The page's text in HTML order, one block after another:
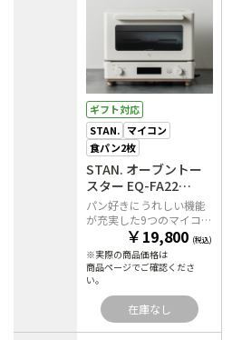
ギフト対応
STAN. マイコン
食パン2枚
STAN. オーブントー
スター EQ-FA22
WA（ホワイト）
パン好きにうれしい機能
が充実した9つのマイコン
自動コース搭載
￥19,800 (税込)
※実際の商品価格は
商品ページでご確認くださ
い。
在庫なし